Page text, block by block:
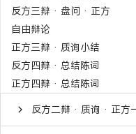
反方三辩 · 盘问 · 正方
自由辩论
正方三辩 · 质询小结
反方四辩 · 总结陈词
正方四辩 · 总结陈词
反方二辩 · 质询 · 正方